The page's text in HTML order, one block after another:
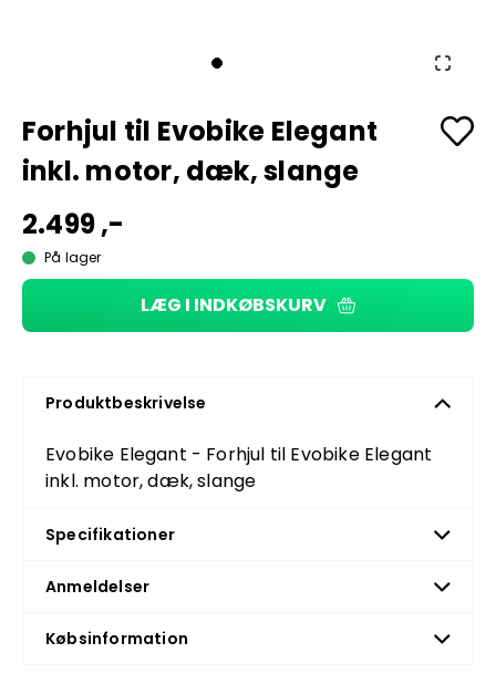
Forhjul til Evobike Elegant
inkl. motor, dæk, slange
2.499 ,-
På lager
LÆG I INDKØBSKURV
Produktbeskrivelse
Evobike Elegant - Forhjul til Evobike Elegant
inkl. motor, dæk, slange
Specifikationer
Anmeldelser
Købsinformation